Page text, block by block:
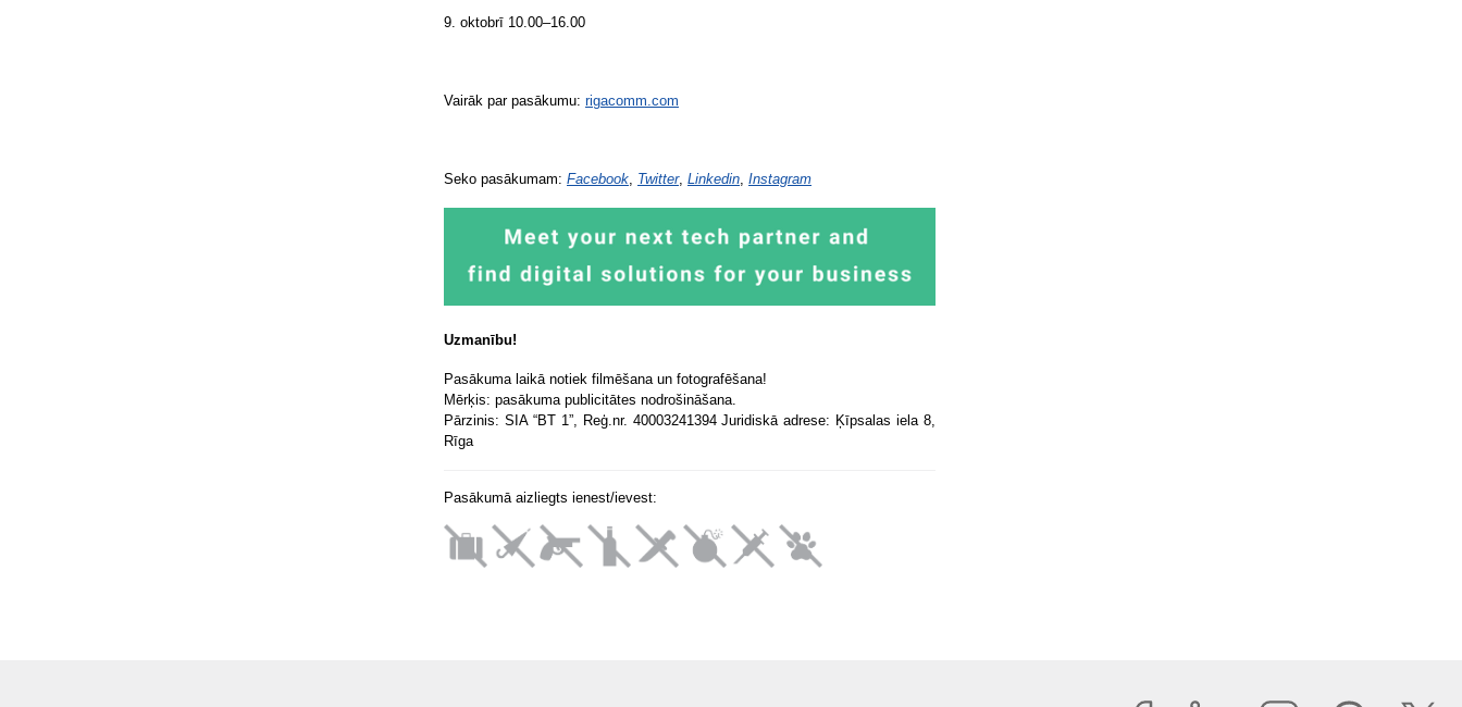
9. oktobrī 10.00–16.00
Vairāk par pasākumu: rigacomm.com
Seko pasākumam: Facebook, Twitter, Linkedin, Instagram
Uzmanību!
Pasākuma laikā notiek filmēšana un fotografēšana!
Mērķis: pasākuma publicitātes nodrošināšana.
Pārzinis: SIA “BT 1”, Reģ.nr. 40003241394 Juridiskā adrese: Ķīpsalas iela 8,
Rīga
Pasākumā aizliegts ienest/ievest: